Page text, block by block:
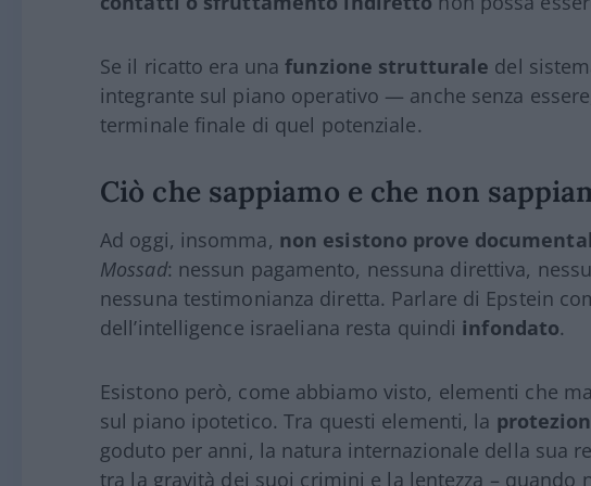
Se il ricatto era unafunzione strutturale del
integrante sul piano operativo — anche senza
terminale finale di quel potenziale.
Ciò che sappiamo e che non
Ad oggi, insomma, non esistono prove
Mossad: nessun pagamento, nessuna direttiva,
nessuna testimonianza diretta. Parlare di Epstein
dell’intelligence israeliana resta quindi infondato.
Esistono però, come abbiamo visto, elementi che
sul piano ipotetico. Tra questi elementi, la
goduto per anni, la natura internazionale della sua
tra la gravità dei suoi crimini e la lentezza – quando